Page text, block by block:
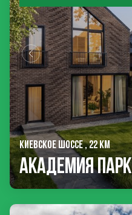
КИЕВСКОЕ ШОССЕ , 22 КМ
Академия Парк